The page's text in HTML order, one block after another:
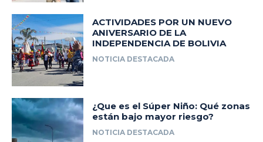
ACTIVIDADES POR UN NUEVO
ANIVERSARIO DE LA
INDEPENDENCIA DE BOLIVIA
NOTICIA DESTACADA
¿Que es el Súper Niño: Qué zonas
están bajo mayor riesgo?
NOTICIA DESTACADA